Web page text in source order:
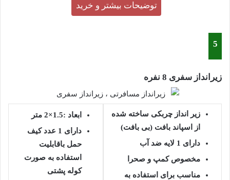
توضیحات بیشتر و خرید
5
زیرانداز سفری 8 نفره
زیر انداز چربکی ساخته شده
از اسپاند بافت (بی بافت)
دارای 1 لایه ضد آب
مخصوص کمپ و صحرا
مناسب برای استفاده به
ابعاد :1.5×2 متر
دارای 1 عدد کیف
حمل باقابلیت
استفاده به صورت
کوله پشتی